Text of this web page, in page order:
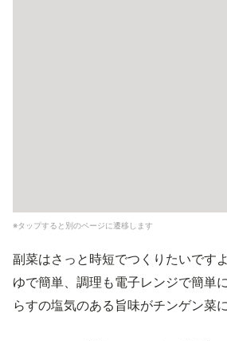
※タップすると別のページに遷移します
副菜はさっと時短でつくりたいです
ゆで簡単、調理も電子レンジで簡単
らすの塩気のある旨味がチンゲン菜